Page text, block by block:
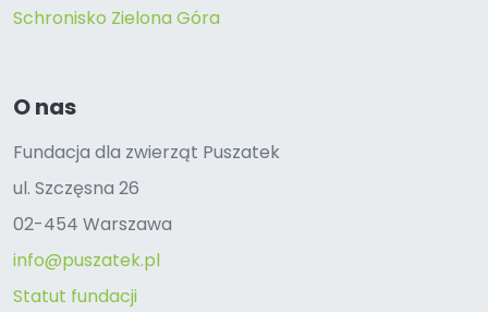
Schronisko Zielona Góra
O nas
Fundacja dla zwierząt Puszatek
ul. Szczęsna 26
02-454 Warszawa
info@puszatek.pl
Statut fundacji